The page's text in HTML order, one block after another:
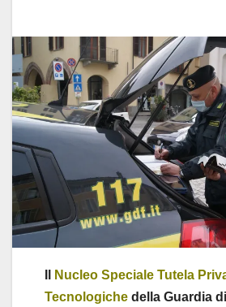
Nucleo Speciale Tutela
Tecnologiche della Guardia